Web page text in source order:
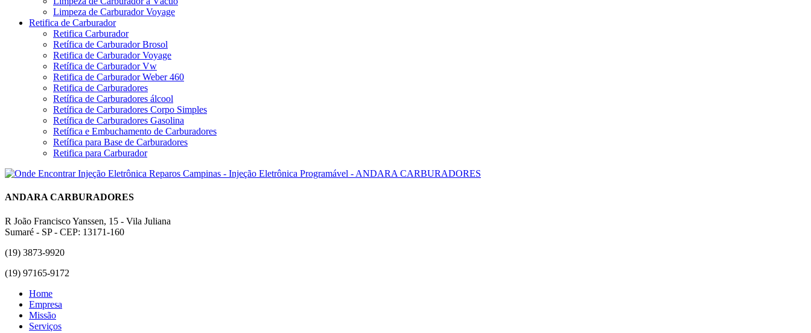
Limpeza de Carburador Voyage
Retifica de Carburador
Retifica Carburador
Retífica de Carburador Brosol
Retifica de Carburador Voyage
Retífica de Carburador Vw
Retifica de Carburador Weber 460
Retifica de Carburadores
Retífica de Carburadores álcool
Retífica de Carburadores Corpo Simples
Retífica de Carburadores Gasolina
Retífica e Embuchamento de Carburadores
Retífica para Base de Carburadores
Retifica para Carburador
ANDARA CARBURADORES
R João Francisco Yanssen, 15 - Vila Juliana
Sumaré - SP - CEP: 13171-160
(19) 3873-9920
(19) 97165-9172
Home
Empresa
Missão
Serviços